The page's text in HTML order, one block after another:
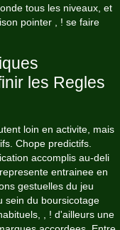
tous les niveaux, et
pointer , ! se faire
les Regles
loin en activite, mais
Chope predictifs.
accomplis au-deli
entrainee en
gestuelles du jeu
sein du boursicotage
, ! d'ailleurs une